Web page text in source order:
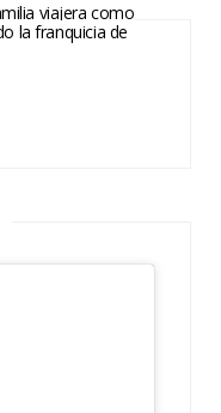
viajera como
la franquicia de